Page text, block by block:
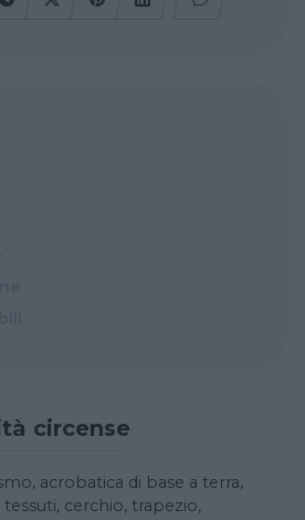
circense
acrobatica di base a terra,
cerchio, trapezio,